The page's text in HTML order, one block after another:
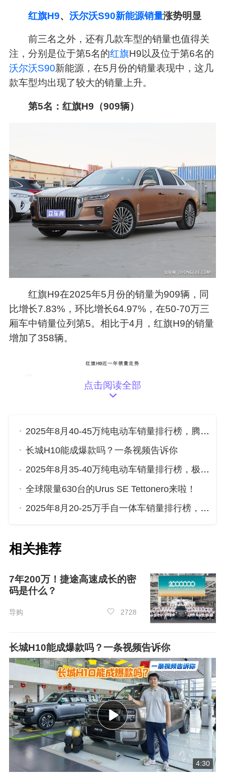
红旗H9、沃尔沃S90新能源销量涨势明显
前三名之外，还有几款车型的销量也值得关
注，分别是位于第5名的红旗H9以及位于第6名的
沃尔沃S90新能源，在5月份的销量表现中，这几
款车型均出现了较大的销量上升。
第5名：红旗H9（909辆）
红旗H9在2025年5月份的销量为909辆，同
比增长7.83%，环比增长64.97%，在50-70万三
厢车中销量位列第5。相比于4月，红旗H9的销量
增加了358辆。
第6名：沃尔沃S90新能源（421辆）
沃尔沃S90新能源的售价区间为49.99-61.39
万元，在2025年5月份的销量为421辆，同比增长
135.2%，环比增长125.13%，在50-70万三厢车
中销量位列第6。相比于4月，沃尔沃S90新能源
的销量增加了234辆。
点击阅读全部
2025年8月40-45万纯电动车销量排行榜，腾势D9位居第二，第一名你绝对想不到
长城H10能成爆款吗？一条视频告诉你
2025年8月35-40万纯电动车销量排行榜，极氪001位居第二，第一名你绝对想不到
全球限量630台的Urus SE Tettonero来啦！
2025年8月20-25万手自一体车销量排行榜，红旗HS5屈居第三，传祺GS8成最大黑马
相关推荐
7年200万！捷途高速成长的密
码是什么？
导购 2728
长城H10能成爆款吗？一条视频告诉你
4:30